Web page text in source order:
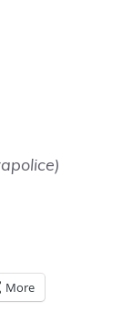
More